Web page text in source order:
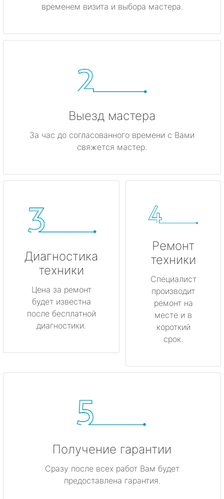
временем визита и выбора мастера.
Выезд мастера
За час до согласованного времени с Вами
свяжется мастер.
Диагностика
техники
Цена за ремонт
будет известна
после бесплатной
диагностики.
Ремонт
техники
Специалист
производит
ремонт на
месте и в
короткий
срок.
Получение гарантии
Сразу после всех работ Вам будет
предоставлена гарантия.